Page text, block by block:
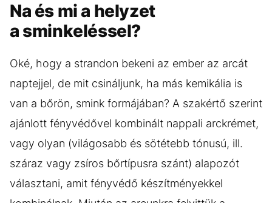
Na és mi a helyzet
a sminkeléssel?
Oké, hogy a strandon bekeni az ember az arcát
naptejjel, de mit csináljunk, ha más kemikália is
van a bőrön, smink formájában? A szakértő szerint
ajánlott fényvédővel kombinált nappali arckrémet,
vagy olyan (világosabb és sötétebb tónusú, ill.
száraz vagy zsíros bőrtípusra szánt) alapozót
választani, amit fényvédő készítményekkel